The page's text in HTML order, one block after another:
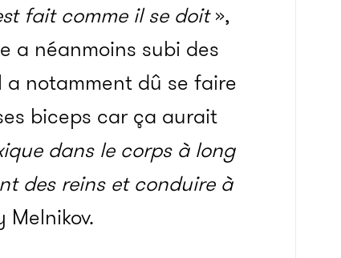
fait comme il se doit»,
a néanmoins subi des
a notamment dû se faire
biceps car ça aurait
dans le corps à long
des reins et conduire à